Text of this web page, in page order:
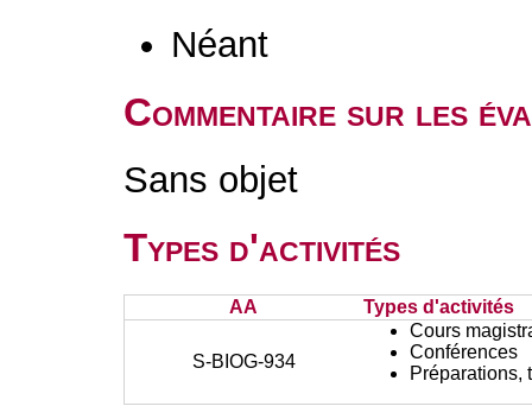
Néant
Commentaire sur les
Sans objet
Types d'activités
AA Types d'activités
S-BIOG-934
Cours
Conférences
Préparations,